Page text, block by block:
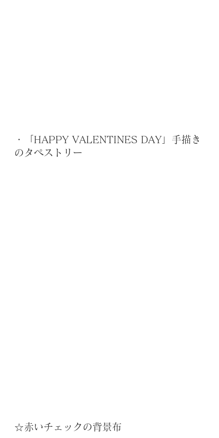
・「HAPPY VALENTINES DAY」手描き
のタペストリー
☆赤いチェックの背景布